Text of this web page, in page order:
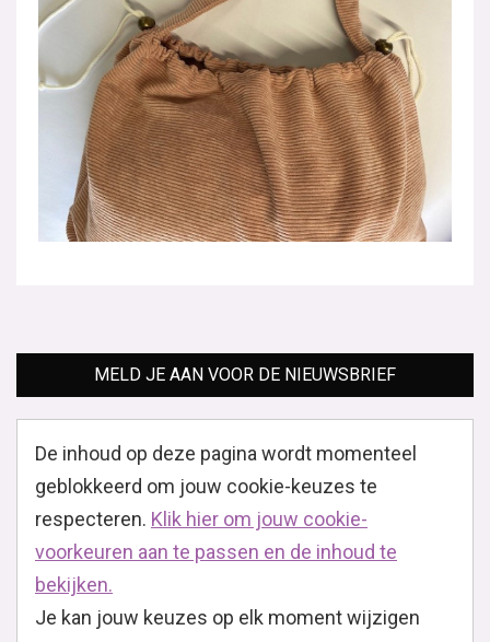
MELD JE AAN VOOR DE NIEUWSBRIEF
De inhoud op deze pagina wordt momenteel
geblokkeerd om jouw cookie-keuzes te
respecteren. Klik hier om jouw cookie-
voorkeuren aan te passen en de inhoud te
bekijken.
Je kan jouw keuzes op elk moment wijzigen